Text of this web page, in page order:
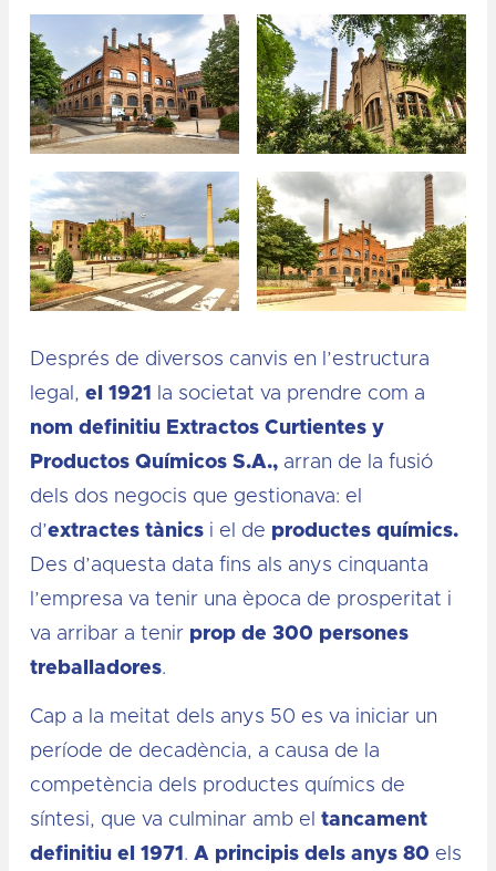
Després de diversos canvis en l’estructura
legal,el 1921
la societat va prendre com a
nom definitiu Extractos Curtientes y
Productos Químicos S.A., arran de la fusió
dels dos negocis que gestionava: el
d’extractes tànics i el de productes químics.
Des d’aquesta data fins als anys cinquanta
l’empresa va tenir una època de prosperitat i
va arribar a tenir prop de 300 persones
treballadores.
Cap a la meitat dels anys 50 es va iniciar un
període de decadència, a causa de la
competència dels productes químics de
síntesi, que va culminar amb eltancament
definitiu el 1971 .A principis dels anys 80 els